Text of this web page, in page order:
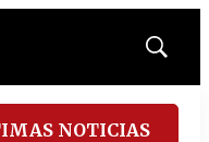
Mostrar
NOTICIAS